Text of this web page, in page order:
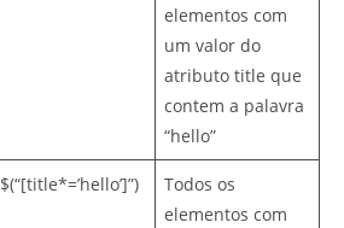
elementos com
um valor do
atributo title que
contem a palavra
“hello”
$(“[title*=’hello’]”)
Todos os
elementos com